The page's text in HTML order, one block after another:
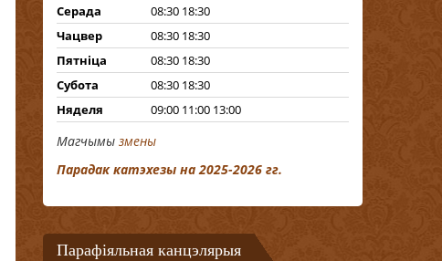
Серада
08:30 18:30
Чацвер
08:30 18:30
Пятніца
08:30 18:30
Субота
08:30 18:30
Няделя
09:00 11:00 13:00
Магчымы змены
Парадак катэхезы на 2025-2026 гг.
Парафіяльная канцэлярыя